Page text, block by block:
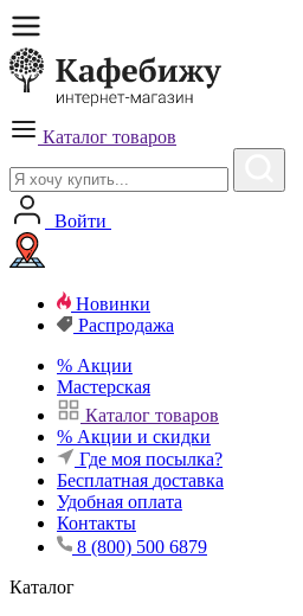
Каталог товаров
Войти
Новинки
Распродажа
% Акции
Мастерская
Каталог товаров
% Акции и скидки
Где моя посылка?
Бесплатная доставка
Удобная оплата
Контакты
8 (800) 500 6879
Каталог